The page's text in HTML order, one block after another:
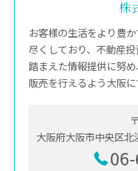
株
お客様の生活をより豊
尽くしており、不動産
踏まえた情報提供に努
販売を行えるよう大阪に
大阪府大阪市中央区